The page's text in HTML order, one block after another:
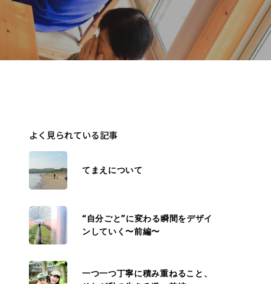
よく見られている記事
てまえについて
“自分ごと”に変わる瞬間をデザイ
ンしていく〜前編〜
一つ一つ丁寧に積み重ねること、